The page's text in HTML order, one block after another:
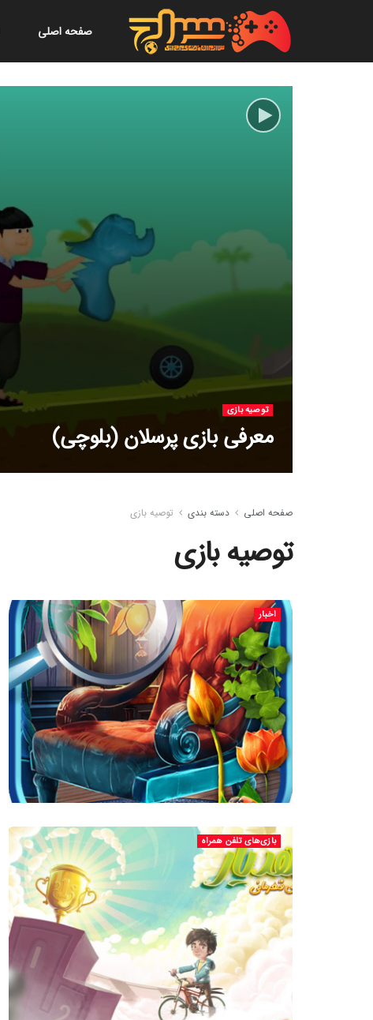
صفحه اصلی
توصیه بازی
معرفی بازی پرسلان (بلوچی)
صفحه اصلی دسته بندی توصیه بازی
توصیه بازی
اخبار
بازی‌های تلفن همراه